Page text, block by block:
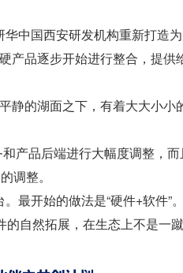
中国西安研发机构重新打造
产品逐步开始进行整合，提供
静的湖面之下，有着大大小小
产品后端进行大幅度调整，而
调整。
最开始的做法是“硬件+软件”
的自然拓展，在生态上不是一